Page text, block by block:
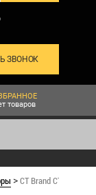
ЗВОНОК
товаров
>CT Brand CT-511E.